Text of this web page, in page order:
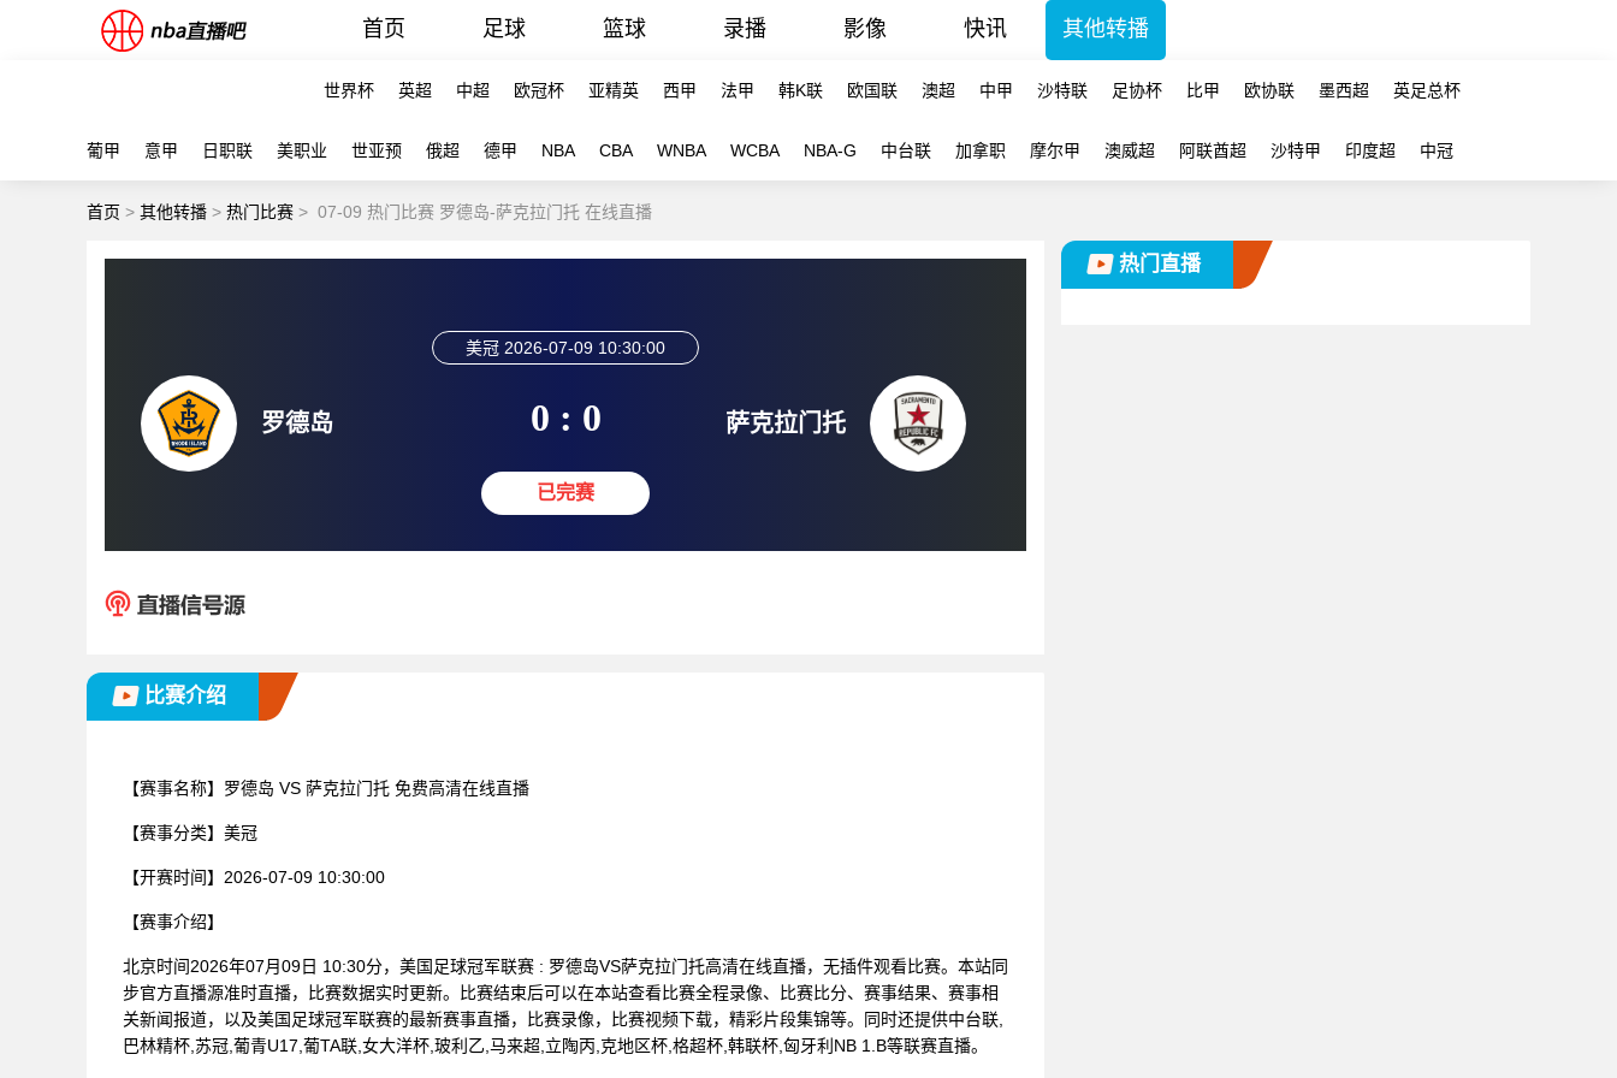
首页 足球 篮球 录播 影像 快讯 其他转播
世界杯 英超 中超 欧冠杯 亚精英 西甲 法甲 韩K联 欧国联 澳超 中甲 沙特联 足协杯 比甲 欧协联 墨西超 英足总杯
葡甲 意甲 日职联 美职业 世亚预 俄超 德甲 NBA CBA WNBA WCBA NBA-G 中台联 加拿职 摩尔甲 澳威超 阿联酋超 沙特甲 印度超 中冠
首页 > 其他转播 > 热门比赛 > 07-09 热门比赛 罗德岛-萨克拉门托 在线直播
罗德岛
美冠 2026-07-09 10:30:00
0 : 0
已完赛
萨克拉门托
比赛介绍
【赛事名称】 罗德岛 VS 萨克拉门托 免费高清在线直播
【赛事分类】 美冠
【开赛时间】 2026-07-09 10:30:00
【赛事介绍】
北京时间2026年07月09日 10:30分，美国足球冠军联赛 : 罗德岛VS萨克拉门托高清在线直播，无插件观看比赛。本站同
步官方直播源准时直播，比赛数据实时更新。比赛结束后可以在本站查看比赛全程录像、比赛比分、赛事结果、赛事相
关新闻报道，以及美国足球冠军联赛的最新赛事直播，比赛录像，比赛视频下载，精彩片段集锦等。同时还提供中台联,
巴林精杯,苏冠,葡青U17,葡TA联,女大洋杯,玻利乙,马来超,立陶丙,克地区杯,格超杯,韩联杯,匈牙利NB 1.B等联赛直播。
热门直播